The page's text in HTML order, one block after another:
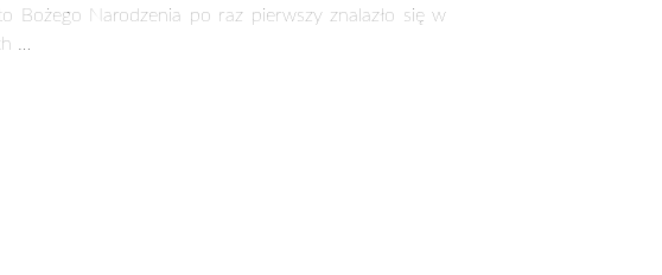
Bożego Narodzenia po raz pierwszy znalazło się w
…